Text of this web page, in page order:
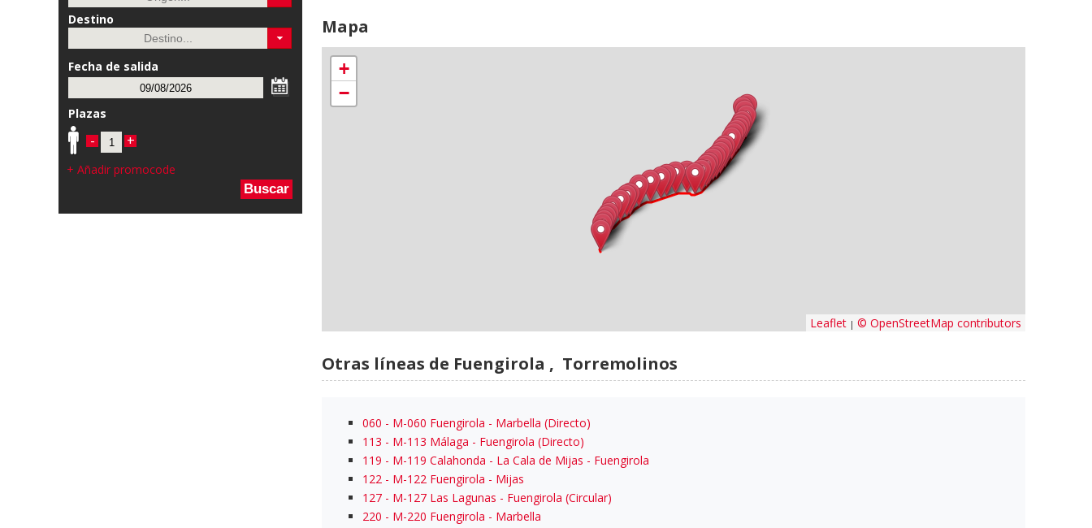
Destino
Fecha de salida
Plazas
- +
+ Añadir promocode
Buscar
Mapa
+
−
Leaflet | © OpenStreetMap contributors
Otras líneas de Fuengirola , Torremolinos
060 - M-060 Fuengirola - Marbella (Directo)
113 - M-113 Málaga - Fuengirola (Directo)
119 - M-119 Calahonda - La Cala de Mijas - Fuengirola
122 - M-122 Fuengirola - Mijas
127 - M-127 Las Lagunas - Fuengirola (Circular)
220 - M-220 Fuengirola - Marbella